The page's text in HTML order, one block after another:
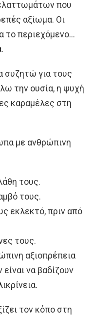
που
αξίωμα. Οι
το περιεχόμενο…
συζητώ για τους
την ουσία, η ψυχή
καραμέλες στη
με ανθρώπινη
τους.
τους.
εκλεκτό, πριν από
τους.
αξιοπρέπεια
να βαδίζουν
τον κόπο στη